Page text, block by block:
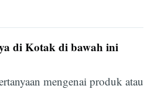
di Kotak di bawah ini
mengenai produk atau